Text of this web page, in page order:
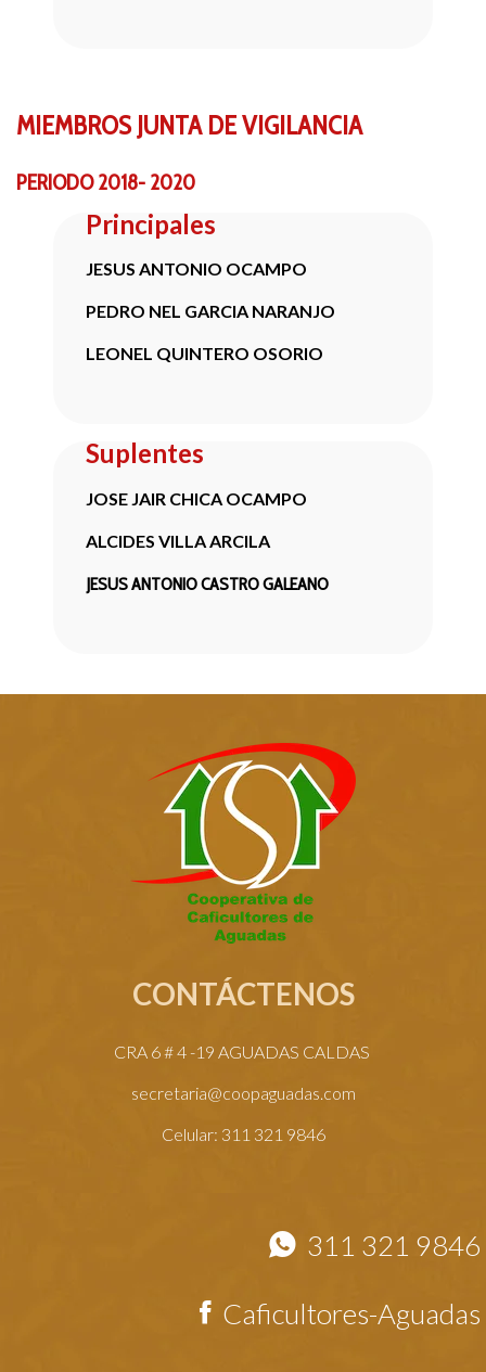
MIEMBROS JUNTA DE VIGILANCIA
PERIODO 2018- 2020
Principales
JESUS ANTONIO OCAMPO
PEDRO NEL GARCIA NARANJO
LEONEL QUINTERO OSORIO
Suplentes
JOSE JAIR CHICA OCAMPO
ALCIDES VILLA ARCILA
JESUS ANTONIO CASTRO GALEANO
CONTÁCTENOS
CRA 6 # 4 -19 AGUADAS CALDAS
secretaria@coopaguadas.com
Celular: 311 321 9846
311 321 9846
Caficultores-Aguadas